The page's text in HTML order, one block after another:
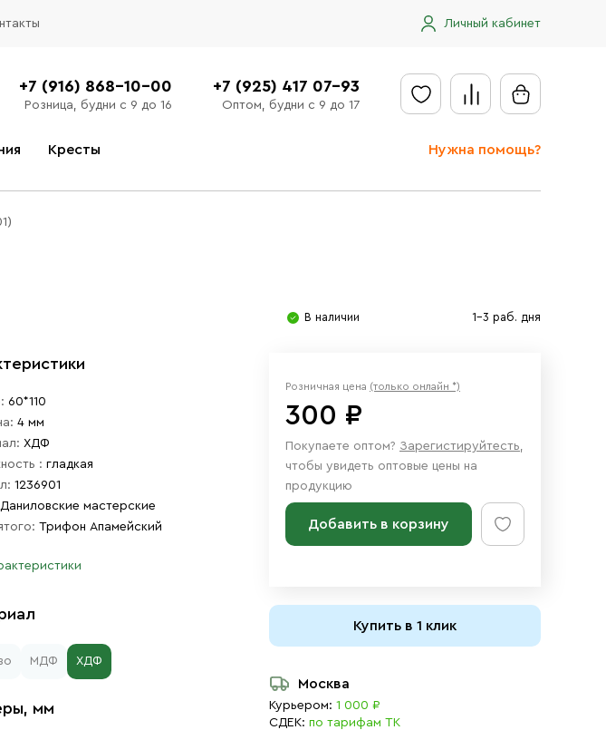
Личный кабинет
+7 (916) 868-10-00
Розница, будни с 9 до 16
+7 (925) 417 07-93
Оптом, будни с 9 до 17
Кресты Нужна помощь?
Отправить заявку
В наличии 1-3 раб. дня
60*110
4 мм
ХДФ
: гладкая
1236901
Даниловские мастерские
Трифон Апамейский
МДФ ХДФ
мм
Розничная цена (только онлайн *)
300 ₽
Покупаете оптом? Зарегистируйтесть,
чтобы увидеть оптовые цены на
продукцию
Добавить в корзину
Купить в 1 клик
Москва
Курьером: 1 000 ₽
СДЕК: по тарифам ТК